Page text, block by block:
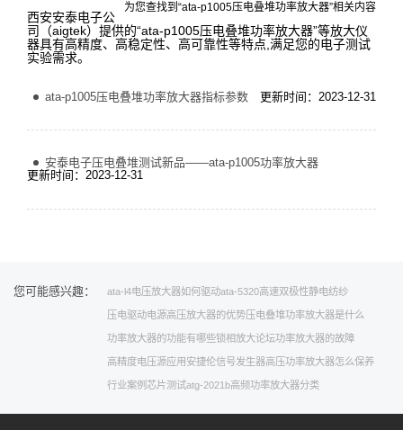
为您查找到“ata-p1005压电叠堆功率放大器”相关内容
西安安泰电子公
司（aigtek）提供的“ata-p1005压电叠堆功率放大器”等放大仪
器具有高精度、高稳定性、高可靠性等特点,满足您的电子测试
实验需求。
ata-p1005压电叠堆功率放大器指标参数 更新时间：2023-12-31
安泰电子压电叠堆测试新品——ata-p1005功率放大器
更新时间：2023-12-31
您可能感兴趣： ata-l4电压放大器如何驱动ata-5320高速双极性静电纺纱
压电驱动电源高压放大器的优势 压电叠堆功率放大器是什么
功率放大器的功能有哪些锁相放大论坛功率放大器的故障
高精度电压源应用 安捷伦信号发生器高压功率放大器怎么保养
行业案例 芯片测试atg-2021b高频功率放大器分类